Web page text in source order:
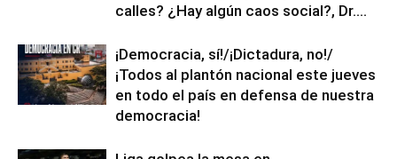
calles? ¿Hay algún caos social?, Dr....
¡Democracia, sí!/¡Dictadura, no!/
¡Todos al plantón nacional este jueves
en todo el país en defensa de nuestra
democracia!